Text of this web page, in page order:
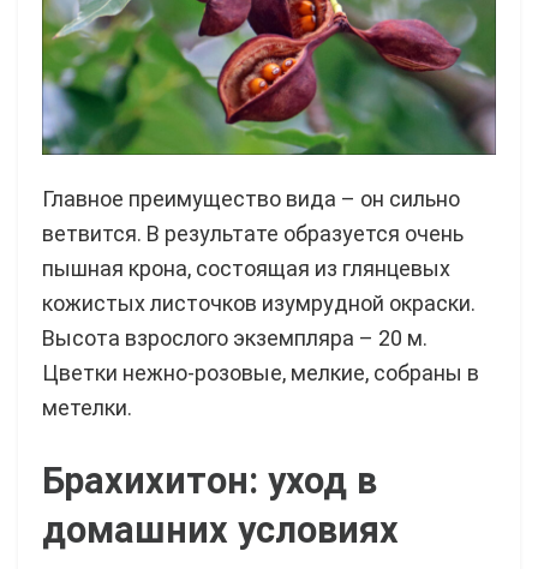
Главное преимущество вида – он сильно
ветвится. В результате образуется очень
пышная крона, состоящая из глянцевых
кожистых листочков изумрудной окраски.
Высота взрослого экземпляра – 20 м.
Цветки нежно-розовые, мелкие, собраны в
метелки.
Брахихитон: уход в
домашних условиях